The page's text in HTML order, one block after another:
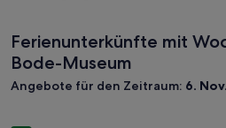
Ferienunterkünfte mit
Bode-Museum
Angebote für den Zeitraum: 6.
Bungalow in ruhiger